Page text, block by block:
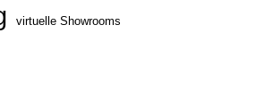
virtuelle Showrooms